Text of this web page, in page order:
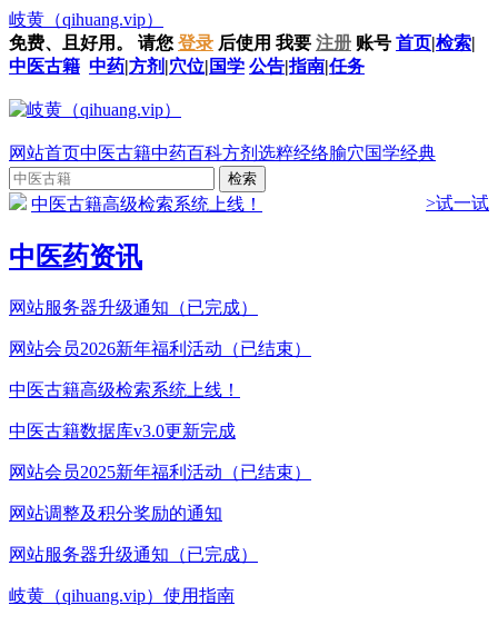
岐黄 （qihuang.vip）
免费、且好用。
请您 登录 后使用 我要 注册 账号 首页|检索|
中医古籍 中药|方剂 |穴位| 国学 公告|指南|任务
网站首页中医古籍中药百科方剂选粹经络腧穴国学经典
中医古籍高级检索系统上线！ >试一试
中医药资讯
网站服务器升级通知（已完成）
网站会员2026新年福利活动（已结束）
中医古籍高级检索系统上线！
中医古籍数据库v3.0更新完成
网站会员2025新年福利活动（已结束）
网站调整及积分奖励的通知
网站服务器升级通知（已完成）
岐黄（qihuang.vip）使用指南